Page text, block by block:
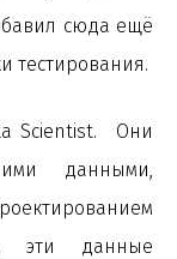
сюда ещё
тестирования.
Scientist. Они
данными,
эти данные